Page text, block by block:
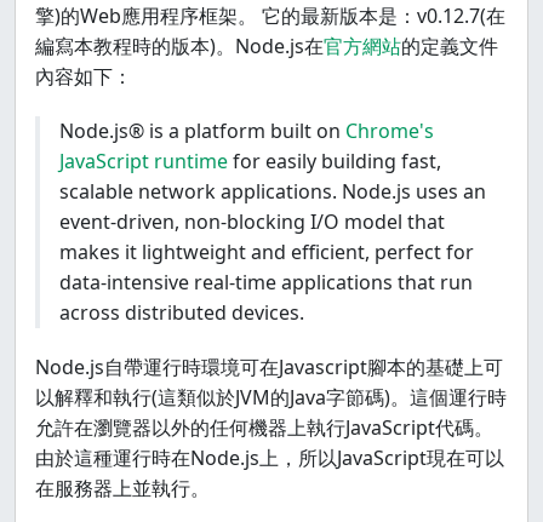
擎)的Web應用程序框架。 它的最新版本是：v0.12.7(在
編寫本教程時的版本)。Node.js在官方網站的定義文件
內容如下：
Node.js® is a platform built on Chrome's
JavaScript runtimefor easily building fast,
scalable network applications. Node.js uses an
event-driven, non-blocking I/O model that
makes it lightweight and efficient, perfect for
data-intensive real-time applications that run
across distributed devices.
Node.js自帶運行時環境可在Javascript腳本的基礎上可
以解釋和執行(這類似於JVM的Java字節碼)。這個運行時
允許在瀏覽器以外的任何機器上執行JavaScript代碼。
由於這種運行時在Node.js上，所以JavaScript現在可以
在服務器上並執行。